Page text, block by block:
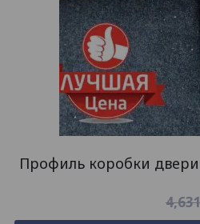
Профиль коробки